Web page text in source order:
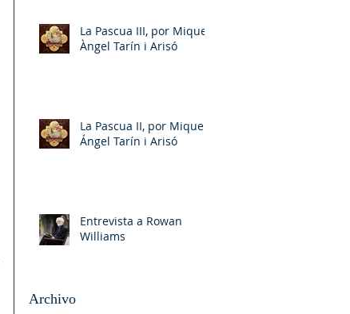
La Pascua III, por Miquel-
Àngel Tarín i Arisó
La Pascua II, por Miquel-
Ángel Tarín i Arisó
Entrevista a Rowan
Williams
Archivo